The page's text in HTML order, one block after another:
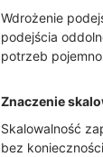
Wdrożenie
podejścia
potrzeb
Znaczenie
Skalowalność
bez